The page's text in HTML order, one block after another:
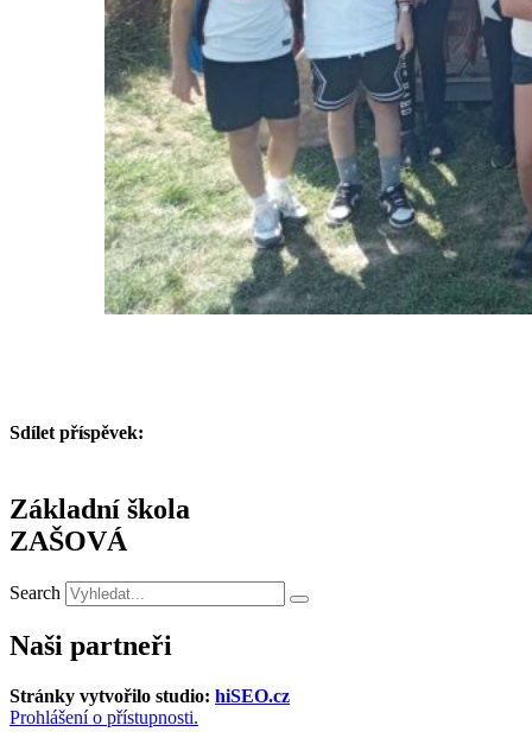
Sdílet příspěvek:
Základní škola
ZAŠOVÁ
Search
Naši partneři
Stránky vytvořilo studio: hiSEO.cz
Prohlášení o přístupnosti.